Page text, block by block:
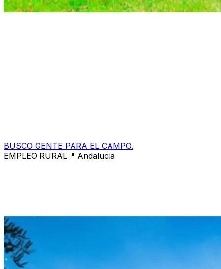
BUSCO GENTE PARA EL CAMPO.
EMPLEO RURAL 📍 Andalucía